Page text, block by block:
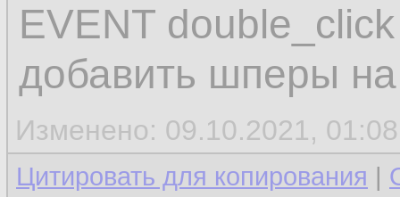
EVENT
добавить шперы
Изменено: 09.10.2021,
Цитировать для копирования |